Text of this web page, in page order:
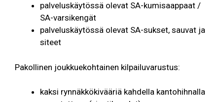
palveluskäytössä olevat SA-kumisaappaat /
SA-varsikengät
palveluskäytössä olevat SA-sukset, sauvat ja
siteet
Pakollinen joukkuekohtainen kilpailuvarustus:
kaksi rynnäkkökivääriä kahdella kantohihnalla